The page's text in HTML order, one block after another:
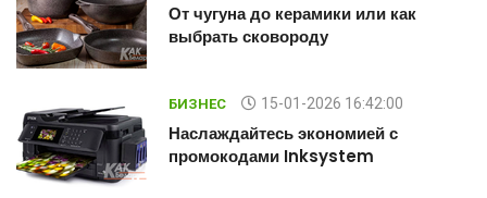
От чугуна до керамики или как
выбрать сковороду
БИЗНЕС 15-01-2026 16:42:00
Наслаждайтесь экономией с
промокодами Inksystem